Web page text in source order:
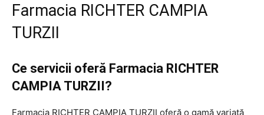
Farmacia RICHTER CAMPIA
TURZII
Ce servicii oferă Farmacia RICHTER
CAMPIA TURZII?
Farmacia RICHTER CAMPIA TURZII oferă o gamă variată